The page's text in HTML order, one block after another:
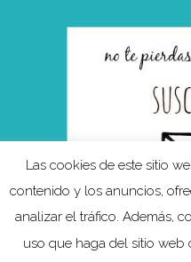
Las cookies de este sitio
contenido y los anuncios,
analizar el tráfico. Además,
uso que haga del sitio web